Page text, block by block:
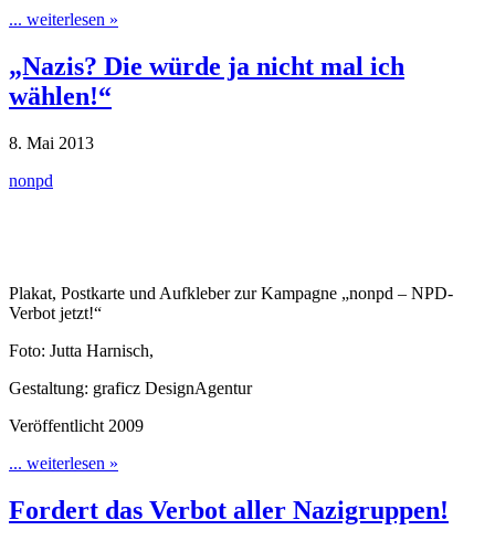
... weiterlesen »
„Nazis? Die würde ja nicht mal ich
wählen!“
8. Mai 2013
nonpd
Plakat, Postkarte und Aufkleber zur Kampagne „nonpd – NPD-
Verbot jetzt!“
Foto: Jutta Harnisch,
Gestaltung: graficz DesignAgentur
Veröffentlicht 2009
... weiterlesen »
Fordert das Verbot aller Nazigruppen!